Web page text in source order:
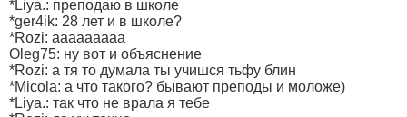
*Liya.: преподаю в школе
*ger4ik: 28 лет и в школе?
*Rozi: ааааааааа
Oleg75: ну вот и объяснение
*Rozi: а тя то думала ты учишся тьфу блин
*Micola: а что такого? бывают преподы и моложе)
*Liya.: так что не врала я тебе